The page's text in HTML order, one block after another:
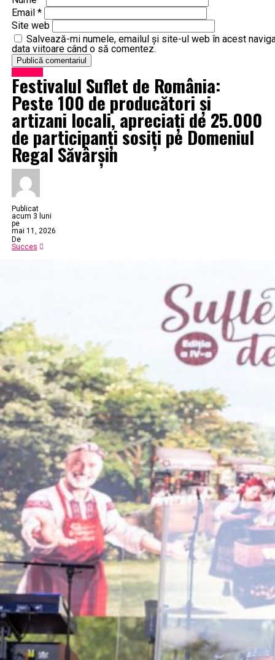
Email *
Site web
Salvează-mi numele, emailul și site-ul web în acest
data viitoare când o să comentez.
Festivalul Suflet de România:
Peste 100 de producători și
artizani locali, apreciați de 25.000
de participanți sosiți pe Domeniul
Regal Săvârșin
Publicat
acum 3 luni
pe
mai 11, 2026
De
Succes